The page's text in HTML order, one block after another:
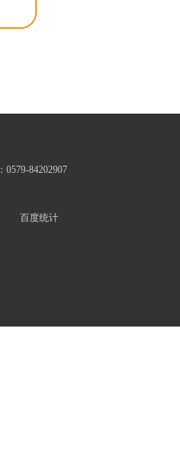
0579-84202907
百度统计